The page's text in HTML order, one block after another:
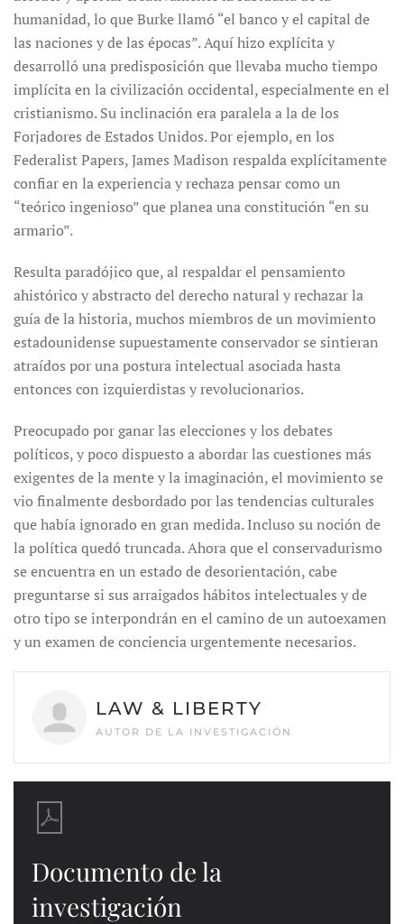
humanidad, lo que Burke llamó “el banco y el capital de
las naciones y de las épocas”. Aquí hizo explícita y
desarrolló una predisposición que llevaba mucho tiempo
implícita en la civilización occidental, especialmente en el
cristianismo. Su inclinación era paralela a la de los
Forjadores de Estados Unidos. Por ejemplo, en los
Federalist Papers, James Madison respalda explícitamente
confiar en la experiencia y rechaza pensar como un
“teórico ingenioso” que planea una constitución “en su
armario”.
Resulta paradójico que, al respaldar el pensamiento
ahistórico y abstracto del derecho natural y rechazar la
guía de la historia, muchos miembros de un movimiento
estadounidense supuestamente conservador se sintieran
atraídos por una postura intelectual asociada hasta
entonces con izquierdistas y revolucionarios.
Preocupado por ganar las elecciones y los debates
políticos, y poco dispuesto a abordar las cuestiones más
exigentes de la mente y la imaginación, el movimiento se
vio finalmente desbordado por las tendencias culturales
que había ignorado en gran medida. Incluso su noción de
la política quedó truncada. Ahora que el conservadurismo
se encuentra en un estado de desorientación, cabe
preguntarse si sus arraigados hábitos intelectuales y de
otro tipo se interpondrán en el camino de un autoexamen
y un examen de conciencia urgentemente necesarios.
LAW & LIBERTY
AUTOR DE LA INVESTIGACIÓN
Documento de la
investigación